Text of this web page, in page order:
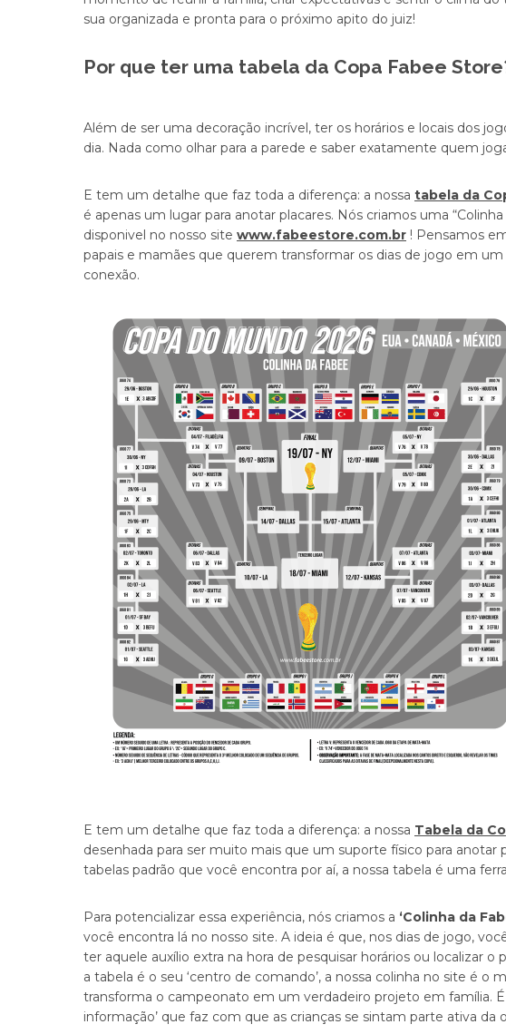
sua organizada e pronta para o próximo apito do juiz!
Por que ter uma tabela da Copa Fabee
Além de ser uma decoração incrível, ter os horários e locais dos
dia. Nada como olhar para a parede e saber exatamente quem
E tem um detalhe que faz toda a diferença: a nossa tabela da
é apenas um lugar para anotar placares. Nós criamos uma
disponivel no nosso site www.fabeestore.com.br ! Pensamos
papais e mamães que querem transformar os dias de jogo em
conexão.
E tem um detalhe que faz toda a diferença: a nossa Tabela da
desenhada para ser muito mais que um suporte físico para anotar
tabelas padrão que você encontra por aí, a nossa tabela é uma
Para potencializar essa experiência, nós criamos a ‘Colinha da
você encontra lá no nosso site. A ideia é que, nos dias de jogo,
ter aquele auxílio extra na hora de pesquisar horários ou localizar o
a tabela é o seu ‘centro de comando’, a nossa colinha no site é o
transforma o campeonato em um verdadeiro projeto em família. É
informação’ que faz com que as crianças se sintam parte ativa da